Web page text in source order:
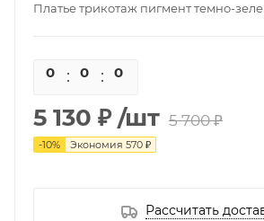
Платье трикотаж пигмент темно-
0 0 0
5 130 ₽ /шт 5 700 ₽
-10% Экономия 570 ₽
Рассчитать